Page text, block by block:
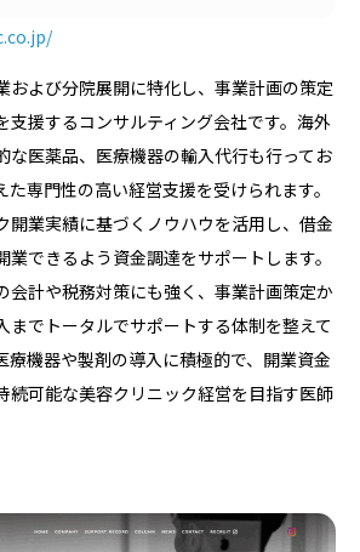
および分院展開に特化し、事業計画の策定
支援するコンサルティング会社です。海外
な医薬品、医療機器の輸入代行も行ってお
た専門性の高い経営支援を受けられます。
開業実績に基づくノウハウを活用し、借金
できるよう資金調達をサポートします。
会計や税務対策にも強く、事業計画策定か
までトータルでサポートする体制を整えて
療機器や製剤の導入に積極的で、開業資金
続可能な美容クリニック経営を目指す医師